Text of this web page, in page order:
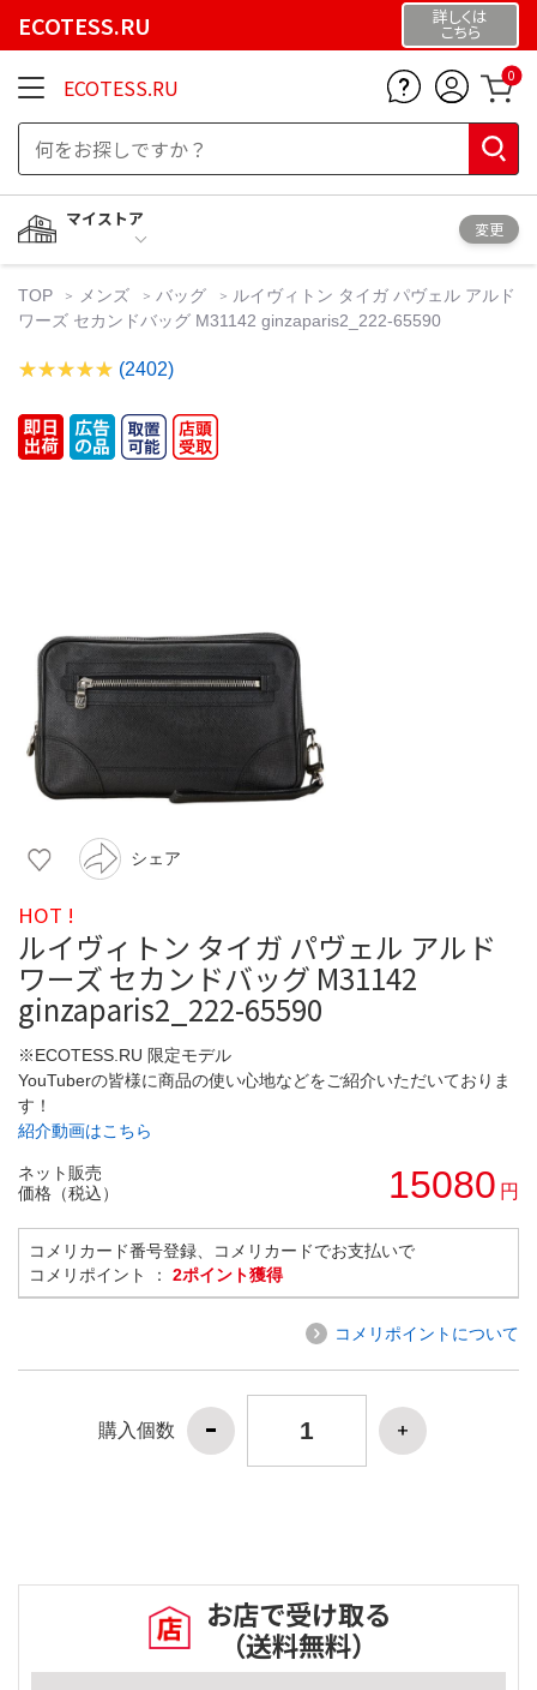
ECOTESS.RU 詳しくは
こちら
ECOTESS.RU 0
マイストア
変更
TOP メンズ バッグ
ルイヴィトン タイガ パヴェル アルド
ワーズ セカンドバッグ M31142 ginzaparis2_222-65590
(2402)
シェア
HOT !
ルイヴィトン タイガ パヴェル アルド
ワーズ セカンドバッグ M31142
ginzaparis2_222-65590
※ECOTESS.RU 限定モデル
YouTuberの皆様に商品の使い心地などをご紹介いただいておりま
す！
紹介動画はこちら
ネット販売
価格（税込）
15080 円
コメリカード番号登録、コメリカードでお支払いで
コメリポイント ： 2ポイント獲得
コメリポイントについて
購入個数
お店で受け取る
（送料無料）